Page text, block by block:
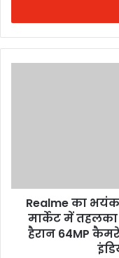
Realme का
मार्केट में
हैरान 64MP